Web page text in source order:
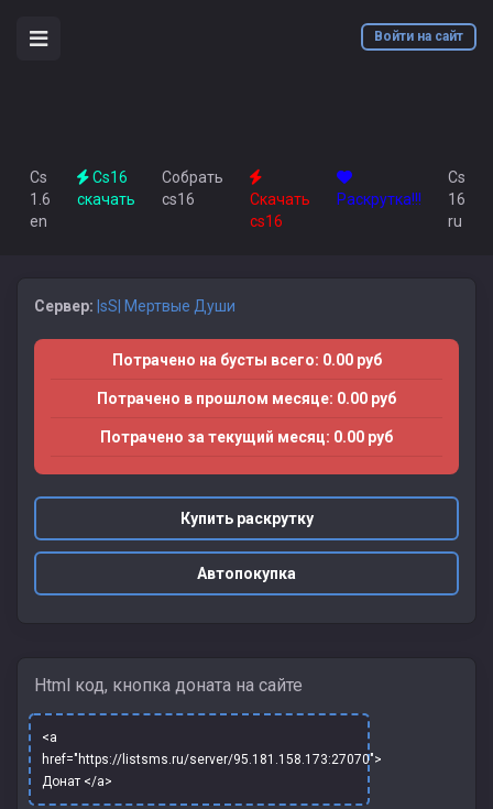
Войти на сайт
Cs
1.6
en
Cs16
скачать
Собрать
cs16
Скачать
cs16
Раскрутка!!!
Cs
16
ru
Сервер: |sS| Мертвые Души
Потрачено на бусты всего: 0.00 руб
Потрачено в прошлом месяце: 0.00 руб
Потрачено за текущий месяц: 0.00 руб
Купить раскрутку
Автопокупка
Html код, кнопка доната на сайте
<a
href="https://listsms.ru/server/95.181.158.173:27070">
Донат </a>